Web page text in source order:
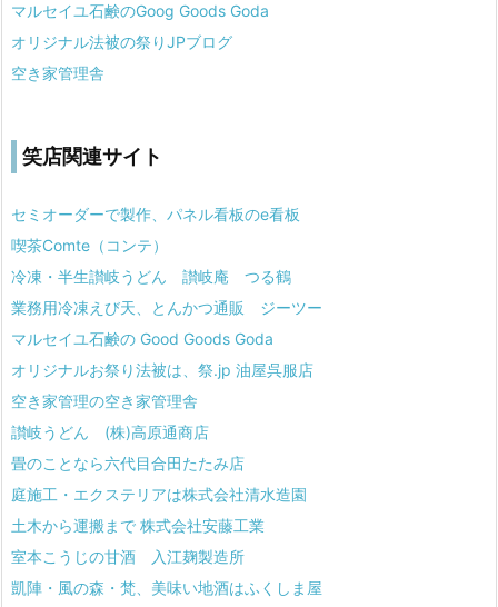
マルセイユ石鹸のGoog Goods Goda
オリジナル法被の祭りJPブログ
空き家管理舎
笑店関連サイト
セミオーダーで製作、パネル看板のe看板
喫茶Comte（コンテ）
冷凍・半生讃岐うどん 讃岐庵 つる鶴
業務用冷凍えび天、とんかつ通販 ジーツー
マルセイユ石鹸の Good Goods Goda
オリジナルお祭り法被は、祭.jp 油屋呉服店
空き家管理の空き家管理舎
讃岐うどん (株)高原通商店
畳のことなら六代目合田たたみ店
庭施工・エクステリアは株式会社清水造園
土木から運搬まで 株式会社安藤工業
室本こうじの甘酒 入江麹製造所
凱陣・風の森・梵、美味い地酒はふくしま屋